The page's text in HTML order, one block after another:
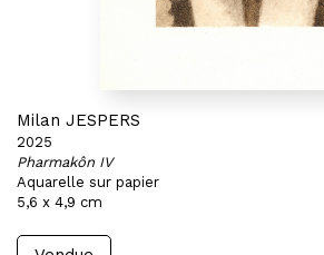
Milan JESPERS
2025
Pharmakôn IV
Aquarelle sur papier
5,6 x 4,9 cm